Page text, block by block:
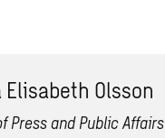
Elis­a­beth Ols­son
Press and Public Affairs